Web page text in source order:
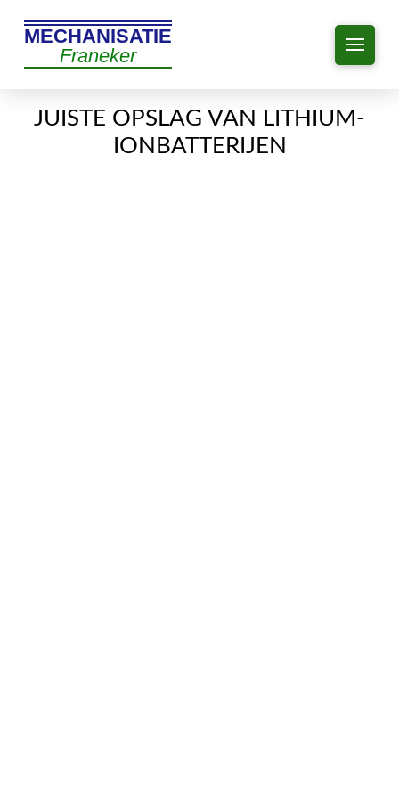
MECHANISATIE
Franeker
JUISTE OPSLAG VAN LITHIUM-
IONBATTERIJEN